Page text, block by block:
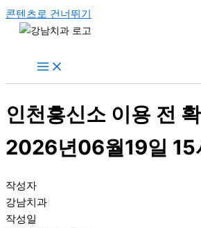
콘텐츠로 건너뛰기
인천흥신소 이용 전
2026년06월19일 15
작성자
강남치과
작성일